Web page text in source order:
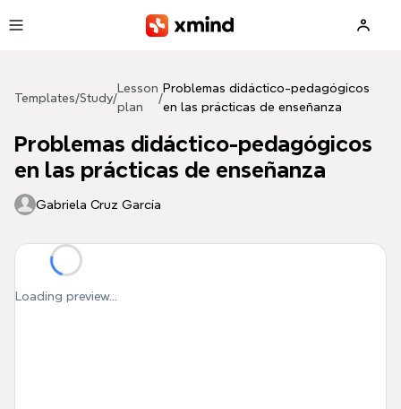
Templates/Study/
Lesson
plan
/
Problemas didáctico-pedagógicos
en las prácticas de enseñanza
Problemas didáctico-pedagógicos
en las prácticas de enseñanza
Gabriela Cruz García
Loading preview...